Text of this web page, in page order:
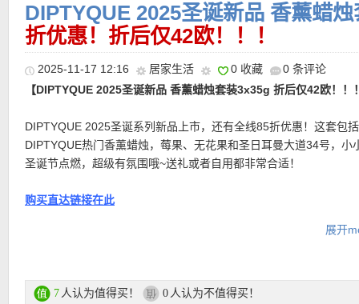
ROGER VIVIER Viv Rangers乐福鞋
厚底＋施华洛世奇水晶扣 = 精致与酷感同时在线，堪称贵妇低帮马
活动区直达链接在此
• 30天内可退换。
• 支付方式： American Express, MasterCard, Visa, JCB,
Discover (only for USD currency), Paypal 和 支付宝。
生的嘎巴甸面料，防水又透气，百年工艺加持，经典到骨子里～不
DIPTYQUE 2025圣诞新品 香薰蜡
折优惠！折后仅42欧！！！
2025-11-17 12:16 居家生活 0 收藏
0 条评论
【DIPTYQUE 2025圣诞新品 香薰蜡烛套装3x35g 折后仅42欧！！
DIPTYQUE 2025圣诞系列新品上市，还有全线85折优惠！这套包
DIPTYQUE热门香薰蜡烛，莓果、无花果和圣日耳曼大道34号，小
圣诞节点燃，超级有氛围哦~送礼或者自用都非常合适！
购买直达链接在此
效！
展开
7 人认为值得买！ 0 人认为不值得买！